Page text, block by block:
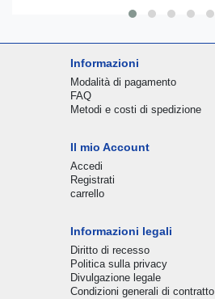
Informazioni
Modalità di pagamento
FAQ
Metodi e costi di spedizione
Il mio Account
Accedi
Registrati
carrello
Informazioni legali
Diritto di recesso
Politica sulla privacy
Divulgazione legale
Condizioni generali di contratto